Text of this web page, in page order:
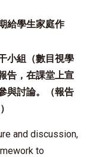
給學生家庭作
小組（數目視學
告，在課堂上宣
與討論。（報告
and discussion,
to